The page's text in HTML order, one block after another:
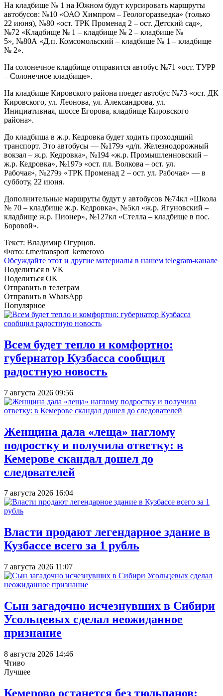
На кладбище № 1 на Южном будут курсировать маршруты
автобусов: №10 «ОАО Химпром – Геологоразведка» (только
22 июня), №80 «ост. ТРК Променад 2 – ост. Детский сад»,
№72 «Кладбище № 1 – кладбище № 2 – кладбище №
5», №80А «Д.п. Комсомольский – кладбище № 1 – кладбище
№ 2».
На солонечное кладбище отправится автобус №71 «ост. ТУРР
– Солонечное кладбище».
На кладбище Кировского района поедет автобус №73 «ост. ДК
Кировского, ул. Леонова, ул. Александрова, ул.
Инициативная, шоссе Егорова, кладбище Кировского
района».
До кладбища в ж.р. Кедровка будет ходить проходящий
транспорт. Это автобусы — №179э «д/п. Железнодорожный
вокзал – ж.р. Кедровка», №194 «ж.р. Промышленновский –
ж.р. Кедровка», №197э «ост. пл. Волкова – ост. ул.
Рабочая», №279э «ТРК Променад 2 – ост. ул. Рабочая» — в
субботу, 22 июня.
Дополнительные маршруты будут у автобусов №74кл «Школа
№ 70 – кладбище ж.р. Кедровка», №5кл «ж.р. Ягуновский –
кладбище ж.р. Пионер», №127кл «Стелла – кладбище в пос.
Боровой».
Текст: Владимир Огурцов.
Фото: t.me/transport_kemerovo
Обсуждайте этот и другие материалы в нашем telegram-канале
Поделиться в VK
Поделиться OK
Отправить в телеграм
Отправить в WhatsApp
Популярное
Всем будет тепло и комфортно:
губернатор Кузбасса сообщил
радостную новость
7 августа 2026 09:56
Женщина дала «леща» наглому
подростку и получила ответку: в
Кемерове скандал дошел до
следователей
7 августа 2026 16:04
Власти продают легендарное здание в
Кузбассе всего за 1 рубль
7 августа 2026 11:07
Сын загадочно исчезнувших в Сибири
Усольцевых сделал неожиданное
признание
8 августа 2026 14:46
Чтиво
Лучшее
Кемерово останется без тюльпанов: